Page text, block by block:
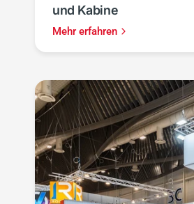
und Kabine
Mehr erfahren